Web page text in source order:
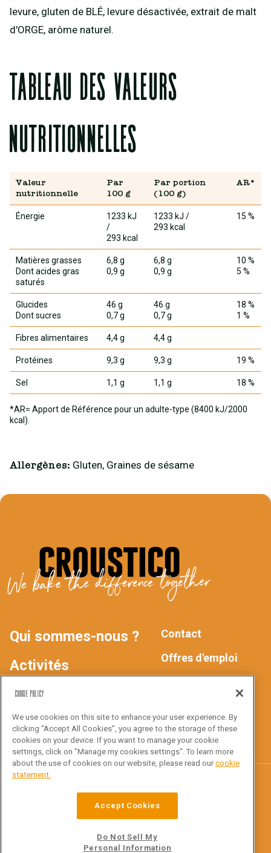
levure, gluten de BLÉ, levure désactivée, extrait de malt
d'ORGE, arôme naturel.
Tableau des valeurs
nutritionnelles
Valeur
nutritionnelle
Par
100 g
Par portion
(100 g)
AR*
Énergie
1233 kJ
/
293 kcal
1233 kJ /
293 kcal
15 %
Matières grasses 6,8 g 6,8 g
10 %
Dont acides gras
saturés
0,9 g 0,9 g 5 %
Glucides 46 g 46 g
18 %
Dont sucres
0,7 g 0,7 g 1 %
Fibres alimentaires 4,4 g 4,4 g
Protéines 9,3 g 9,3 g 19 %
Sel 1,1 g 1,1 g 18 %
*AR= Apport de Référence pour un adulte-type (8400 kJ/2000
kcal).
Allergènes: Gluten, Graines de sésame
We bake the difference together
MAIN
NAV
Qui sommes-nous ?
Activités
Produits
Inspiration
FOOTER
Contact
Offres d'emploi
Suivez-nous !
Cookie Policy
We use cookies on this site to enhance your user experience. By
clicking “Accept All Cookies”, you agree to the storage of these
cookies on your device. If you want to manage your cookie
settings, click on "Manage my cookies settings". To learn more
about the use of cookies on our website, please read ourcookie
statement.
Accept Cookies
Do Not Sell My
Personal Information